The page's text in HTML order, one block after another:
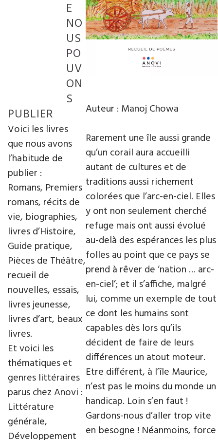
Auteur : Manoj Chowa
Rarement une île aussi grande
qu’un corail aura accueilli
autant de cultures et de
traditions aussi richement
colorées que l’arc-en-ciel. Elles
y ont non seulement cherché
refuge mais ont aussi évolué
au-delà des espérances les plus
folles au point que ce pays se
prend à rêver de ‘nation … arc-
en-ciel’; et il s’affiche, malgré
lui, comme un exemple de tout
ce dont les humains sont
capables dès lors qu’ils
décident de faire de leurs
différences un atout moteur.
Etre différent, à l’île Maurice,
n’est pas le moins du monde un
handicap. Loin s’en faut !
Gardons-nous d’aller trop vite
en besogne ! Néanmoins, force
E
NO
US
PO
UV
ON
S
PUBLIER
Voici les livres
que nous avons
l’habitude de
publier :
Romans, Premiers
romans, récits de
vie, biographies,
livres d’Histoire,
Guide pratique,
Pièces de Théâtre,
recueil de
nouvelles, essais,
livres jeunesse,
livres d’art, beaux
livres.
Et voici les
thématiques et
genres littéraires
parus chez Anovi :
Littérature
générale,
Développement